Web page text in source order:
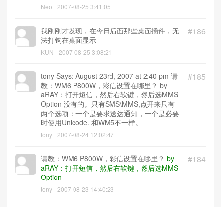
Neo 2007-08-25 3:41:05
#186
我刚刚才发现，在今日后面那些桌面插件，无
法打钩在桌面显示
KUN 2007-08-25 3:08:21
#185
tony Says: August 23rd, 2007 at 2:40 pm 请
教：WM6 P800W，彩信设置在哪里？ by
aRAY：打开短信，然后右软键，然后选MMS
Option 没有的。只有SMS\MMS,点开来只有
两个选项：一个是要求送达通知，一个是必要
时使用Unicode. 和WM5不一样。
tony 2007-08-24 12:02:47
#184
请教：WM6 P800W，彩信设置在哪里？ by
aRAY：打开短信，然后右软键，然后选MMS
Option
tony 2007-08-23 14:40:23